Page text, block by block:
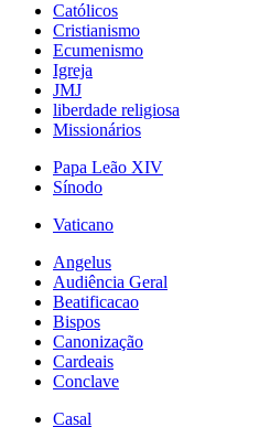
Católicos
Cristianismo
Ecumenismo
Igreja
JMJ
liberdade religiosa
Missionários
Papa Leão XIV
Sínodo
Vaticano
Angelus
Audiência Geral
Beatificacao
Bispos
Canonização
Cardeais
Conclave
Casal